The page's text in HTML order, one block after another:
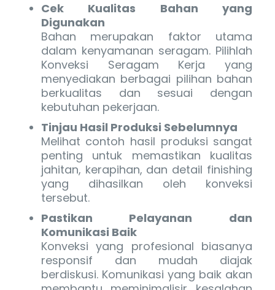
Cek Kualitas Bahan yang
Digunakan
Bahan merupakan faktor utama
dalam kenyamanan seragam. Pilihlah
Konveksi Seragam Kerja yang
menyediakan berbagai pilihan bahan
berkualitas dan sesuai dengan
kebutuhan pekerjaan.
Tinjau Hasil Produksi Sebelumnya
Melihat contoh hasil produksi sangat
penting untuk memastikan kualitas
jahitan, kerapihan, dan detail finishing
yang dihasilkan oleh konveksi
tersebut.
Pastikan Pelayanan dan
Komunikasi Baik
Konveksi yang profesional biasanya
responsif dan mudah diajak
berdiskusi. Komunikasi yang baik akan